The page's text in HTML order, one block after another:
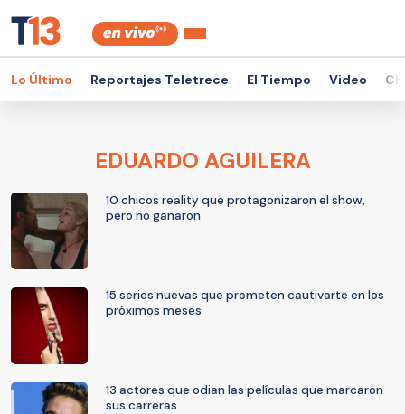
Lo Último Reportajes Teletrece El Tiempo Video
EDUARDO AGUILERA
10 chicos reality que protagonizaron el show,
pero no ganaron
15 series nuevas que prometen cautivarte en los
próximos meses
13 actores que odian las películas que marcaron
sus carreras